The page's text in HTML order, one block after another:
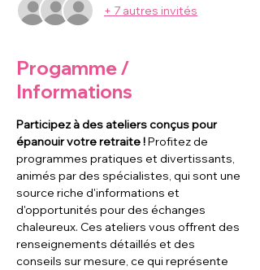
+ 7 autres invités
Progamme /
Informations
Participez à des ateliers conçus pour
épanouir votre retraite ! Profitez de
programmes pratiques et divertissants,
animés par des spécialistes, qui sont une
source riche d'informations et
d'opportunités pour des échanges
chaleureux. Ces ateliers vous offrent des
renseignements détaillés et des
conseils sur mesure, ce qui représente